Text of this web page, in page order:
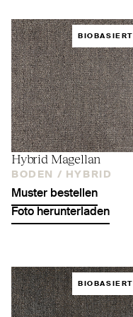
BIOBASIERT
Hybrid Magellan
BODEN / HYBRID
Muster bestellen
Foto herunterladen
BIOBASIERT